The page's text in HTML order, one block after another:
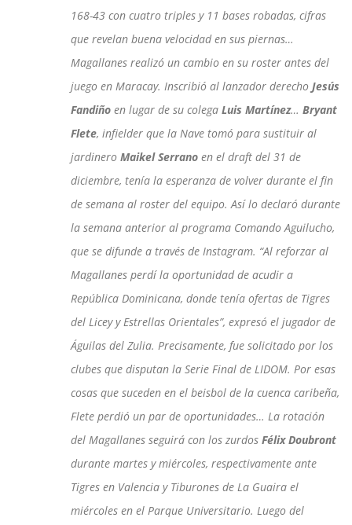
168-43 con cuatro triples y 11 bases robadas, cifras
que revelan buena velocidad en sus piernas…
Magallanes realizó un cambio en su roster antes del
juego en Maracay. Inscribió al lanzador derecho Jesús
Fandiño en lugar de su colega Luis Martínez… Bryant
Flete, infielder que la Nave tomó para sustituir al
jardinero Maikel Serrano en el draft del 31 de
diciembre, tenía la esperanza de volver durante el fin
de semana al roster del equipo. Así lo declaró durante
la semana anterior al programa Comando Aguilucho,
que se difunde a través de Instagram. “Al reforzar al
Magallanes perdí la oportunidad de acudir a
República Dominicana, donde tenía ofertas de Tigres
del Licey y Estrellas Orientales”, expresó el jugador de
Águilas del Zulia. Precisamente, fue solicitado por los
clubes que disputan la Serie Final de LIDOM. Por esas
cosas que suceden en el beisbol de la cuenca caribeña,
Flete perdió un par de oportunidades… La rotación
del Magallanes seguirá con los zurdos Félix Doubront
durante martes y miércoles, respectivamente ante
Tigres en Valencia y Tiburones de La Guaira el
miércoles en el Parque Universitario. Luego del